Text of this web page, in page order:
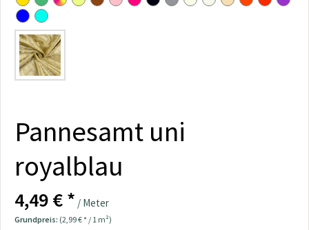
Pannesamt uni
royalblau
4,49 € * / Meter
Grundpreis: (2,99 € * / 1 m²)